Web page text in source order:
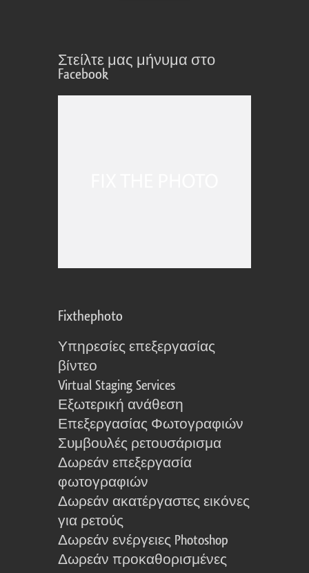
Στείλτε μας μήνυμα στο
Facebook
Fixthephoto
Υπηρεσίες επεξεργασίας
βίντεο
Virtual Staging Services
Εξωτερική ανάθεση
Επεξεργασίας Φωτογραφιών
Συμβουλές ρετουσάρισμα
Δωρεάν επεξεργασία
φωτογραφιών
Δωρεάν ακατέργαστες εικόνες
για ρετούς
Δωρεάν ενέργειες Photoshop
Δωρεάν προκαθορισμένες